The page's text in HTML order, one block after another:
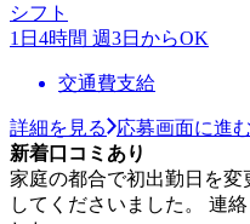
シフト
1日4時間 週3日からOK
交通費支給
詳細を見る
応募画面に進む
新着口コミあり
家庭の都合で初出勤日を
してくださいました。 連